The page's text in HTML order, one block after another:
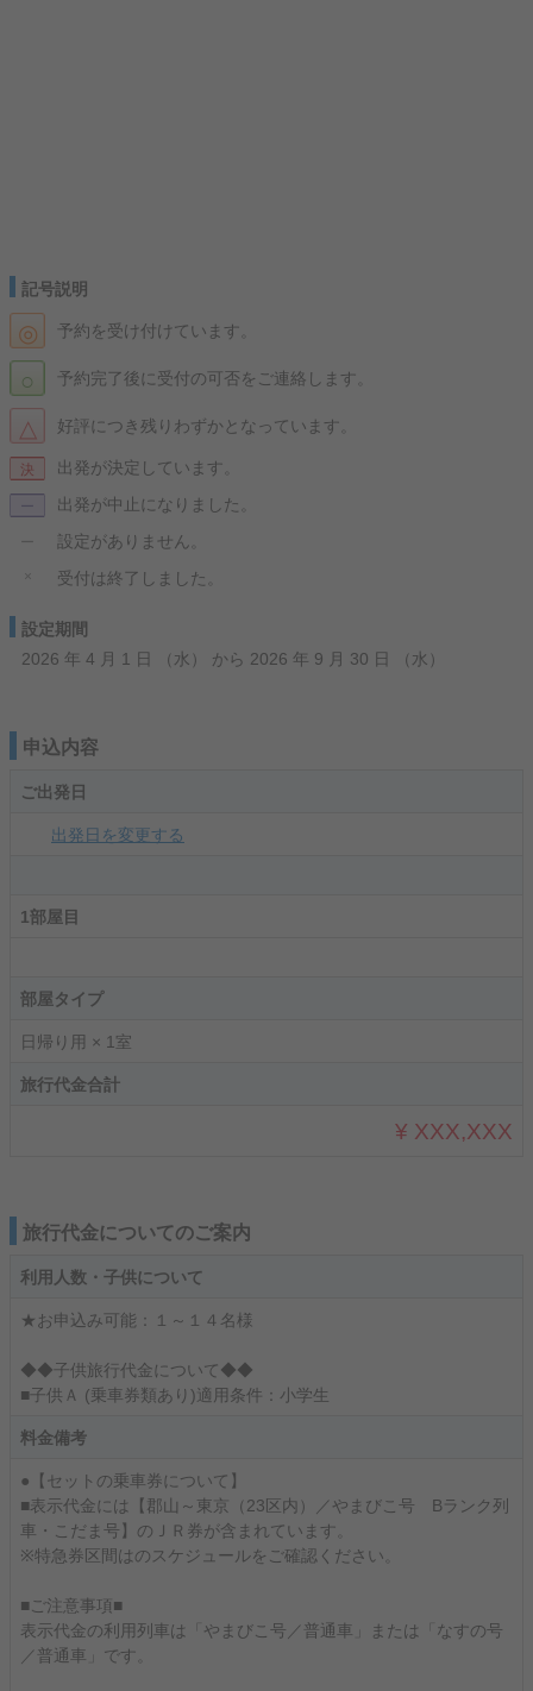
記号説明
◎ 予約を受け付けています。
決 出発が決定しています。
○ 予約完了後に受付の可否をご連絡します。
ー 出発が中止になりました。
△ 好評につき残りわずかとなっています。
ー 設定がありません。
× 受付は終了しました。
設定期間
2026 年 4 月 1 日 （水） から 2026 年 9 月 30 日 （水）
申込内容
ご出発日
出発日を変更する
1部屋目
部屋タイプ
日帰り用 × 1室
旅行代金合計
¥ XXX,XXX
旅行代金についてのご案内
利用人数・子供について
★お申込み可能：１～１４名様
◆◆子供旅行代金について◆◆
■子供Ａ (乗車券類あり)適用条件：小学生
料金備考
●【セットの乗車券について】
■表示代金には【郡山～東京（23区内）／やまびこ号 Bランク列
車・こだま号】のＪＲ券が含まれています。
※特急券区間はのスケジュールをご確認ください。
■ご注意事項■
表示代金の利用列車は「やまびこ号／普通車」または「なすの号
／普通車」です。